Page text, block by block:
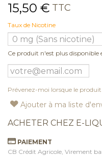
15,50 € TTC
Taux de Nicotine
Ce produit n'est plus disponible
Prévenez-moi lorsque le
Ajouter à ma liste
ACHETER CHEZ E-
PAIEMENT
CB Crédit Agricole, Virement